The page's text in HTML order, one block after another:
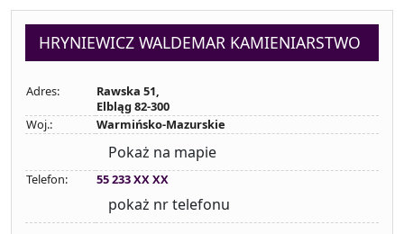
HRYNIEWICZ WALDEMAR KAMIENIARSTWO
Adres:
Rawska 51,
Elbląg 82-300
Woj.:
Warmińsko-Mazurskie
Pokaż na mapie
Telefon: 55 233 XX XX
pokaż nr telefonu